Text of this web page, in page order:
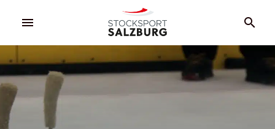
menu search